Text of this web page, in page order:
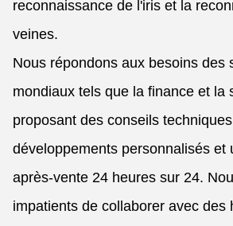
reconnaissance de l'iris et la
veines.
Nous répondons aux besoins des
mondiaux tels que la finance et la
proposant des conseils
développements personnalisés et
après-vente 24 heures sur 24.
impatients de collaborer avec des